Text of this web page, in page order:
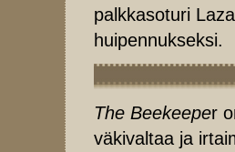
palkkasoturi
huipennukseksi.
The Beekeeper
väkivaltaa ja